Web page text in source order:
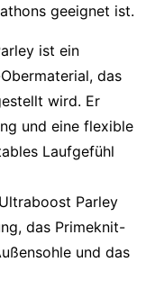
geeignet ist.
ist ein
, das
wird. Er
und eine flexible
Laufgefühl
Parley
, das Primeknit-
und das